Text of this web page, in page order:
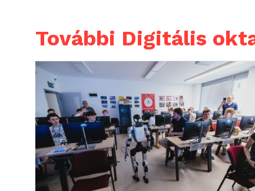
További Digitális